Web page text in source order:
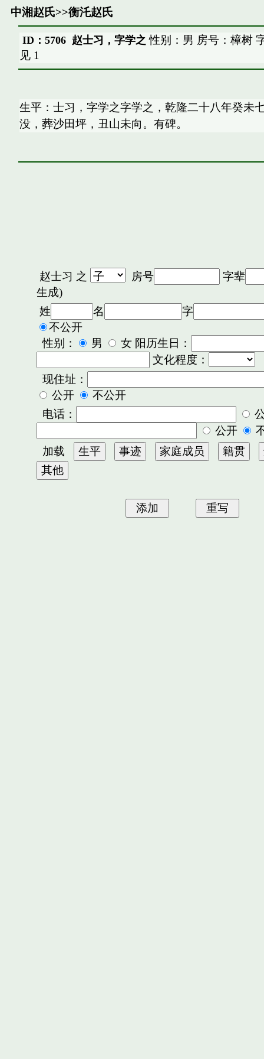
中湘赵氏>>衡汑赵氏
ID：5706 赵士习，字学之 性别：男 房号：樟树
见 1
生平：士习，字学之字学之，乾隆二十八年癸未
没，葬沙田坪，丑山未向。有碑。
赵士习 之 房号
字辈
生成)
姓
名
字
不公开
性别：
男
女 阳历生日：
文化程度：
现住址：
公开
不公开
电话：
公开
加载